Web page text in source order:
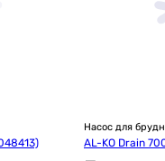
Насос для
AL-KO Drain